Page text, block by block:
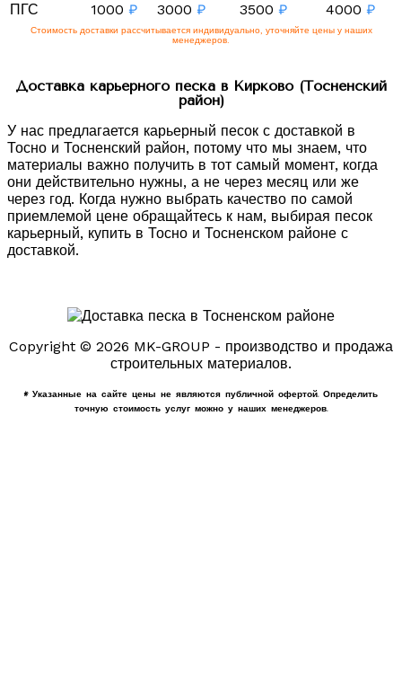
ПГС
1000 ₽ 3000 ₽ 3500 ₽ 4000 ₽
Стоимость доставки рассчитывается индивидуально, уточняйте цены у наших
менеджеров.
Доставка карьерного песка в Кирково (Тосненский
район)
У нас предлагается карьерный песок с доставкой в
Тосно и Тосненский район, потому что мы знаем, что
материалы важно получить в тот самый момент, когда
они действительно нужны, а не через месяц или же
через год. Когда нужно выбрать качество по самой
приемлемой цене обращайтесь к нам, выбирая песок
карьерный, купить в Тосно и Тосненском районе с
доставкой.
Copyright © 2026 MK-GROUP - производство и продажа
строительных материалов.
* Указанные на сайте цены не являются публичной офертой. Определить
точную стоимость услуг можно у наших менеджеров.